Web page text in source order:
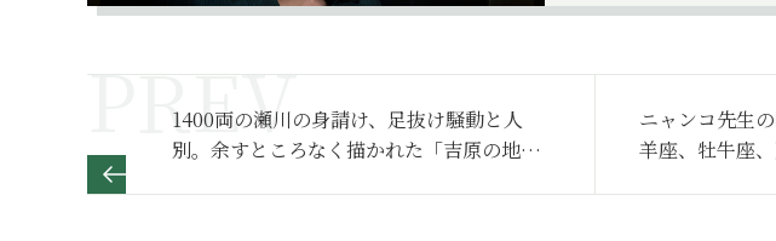
1400両の瀬川の身請け、足抜け騒動と人
別。余すところなく描かれた「吉原の地
ニャンコ先生
羊座、牡牛座